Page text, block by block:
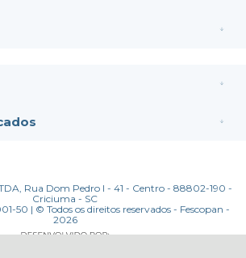
Rua Dom Pedro I - 41 - Centro - 88802-190 -
Criciuma - SC
50 | © Todos os direitos reservados - Fescopan -
2026